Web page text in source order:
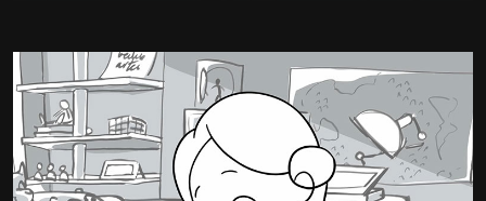
ciclos de andar y correr que reflejen la personalidad del
personaje.